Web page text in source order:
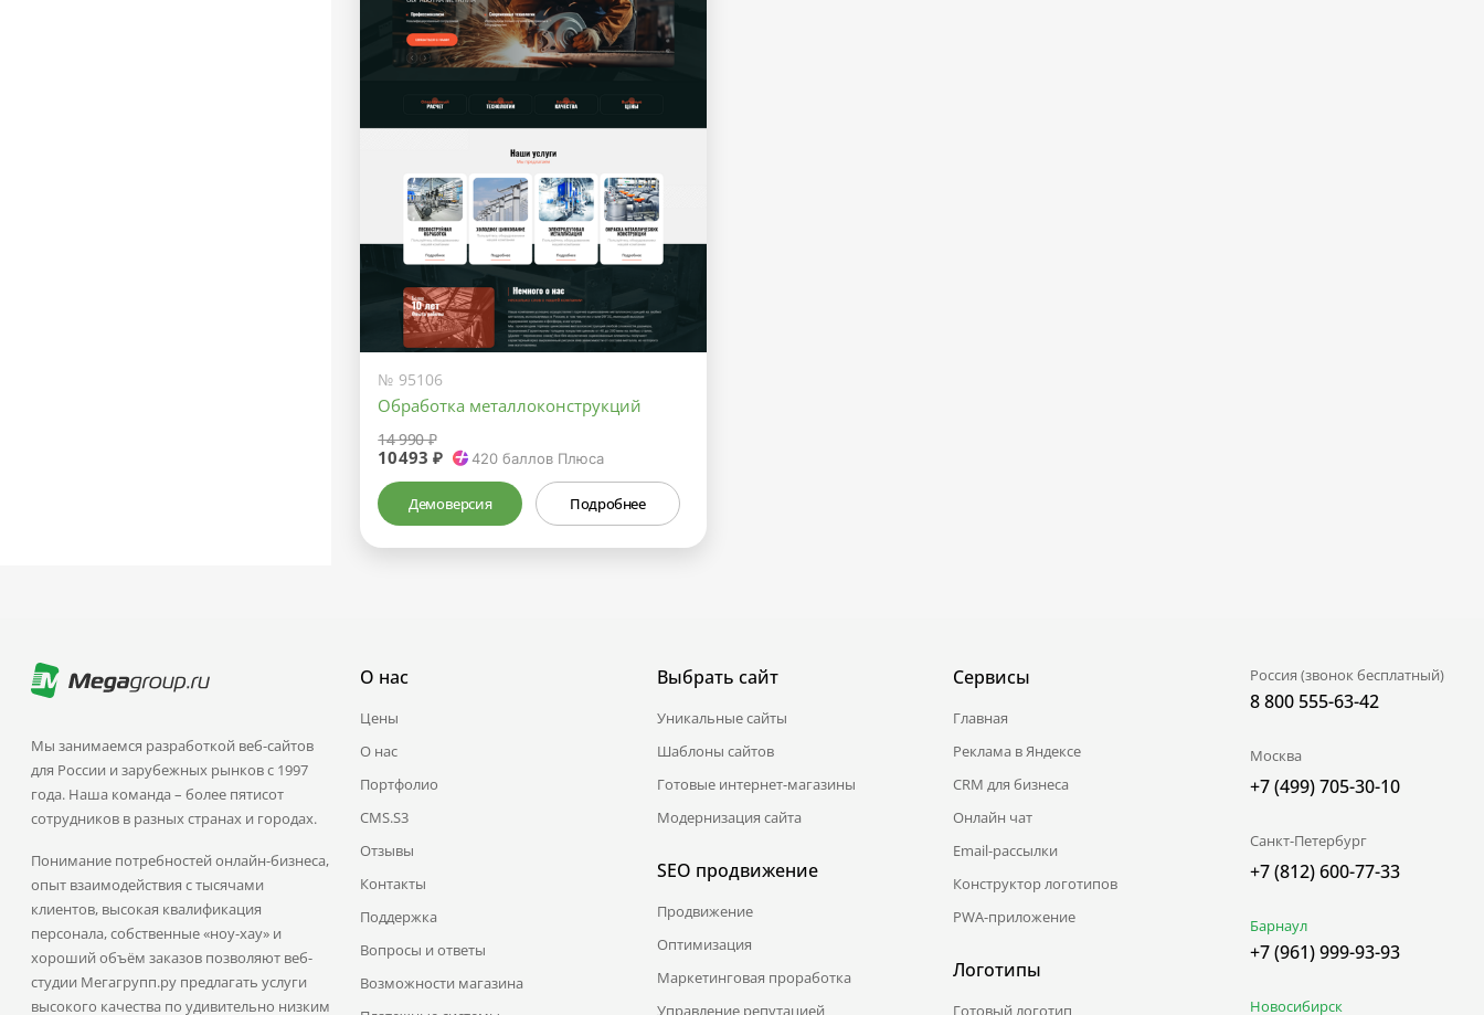
№ 95106
Обработка металлоконструкций
14 990 ₽
10493 ₽ 420баллов Плюса
Демоверсия Подробнее
Мы занимаемся разработкой веб-сайтов
для России и зарубежных рынков с 1997
года. Наша команда – более пятисот
сотрудников в разных странах и городах.
Понимание потребностей онлайн-бизнеса,
опыт взаимодействия с тысячами
клиентов, высокая квалификация
персонала, собственные «ноу-хау» и
хороший объём заказов позволяют веб-
студии Мегагрупп.ру предлагать услуги
высокого качества по удивительно низким
О нас
Цены
О нас
Портфолио
CMS.S3
Отзывы
Контакты
Поддержка
Вопросы и ответы
Возможности магазина
Выбрать сайт
Уникальные сайты
Шаблоны сайтов
Готовые интернет-магазины
Модернизация сайта
SEO продвижение
Продвижение
Оптимизация
Маркетинговая проработка
Управление репутацией
Сервисы
Главная
Реклама в Яндексе
CRM для бизнеса
Онлайн чат
Email-рассылки
Конструктор логотипов
PWA-приложение
Логотипы
Готовый логотип
Россия (звонок бесплатный)
8 800 555-63-42
Москва
+7 (499) 705-30-10
Санкт-Петербург
+7 (812) 600-77-33
Барнаул
+7 (961) 999-93-93
Новосибирск